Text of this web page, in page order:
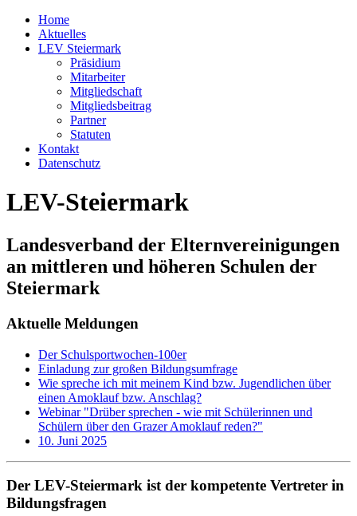
Home
Aktuelles
LEV Steiermark
Präsidium
Mitarbeiter
Mitgliedschaft
Mitgliedsbeitrag
Partner
Statuten
Kontakt
Datenschutz
LEV-Steiermark
Landesverband der Elternvereinigungen
an mittleren und höheren Schulen der
Steiermark
Aktuelle Meldungen
Der Schulsportwochen-100er
Einladung zur großen Bildungsumfrage
Wie spreche ich mit meinem Kind bzw. Jugendlichen über
einen Amoklauf bzw. Anschlag?
Webinar "Drüber sprechen - wie mit Schülerinnen und
Schülern über den Grazer Amoklauf reden?"
10. Juni 2025
Der LEV-Steiermark ist der kompetente Vertreter in
Bildungsfragen